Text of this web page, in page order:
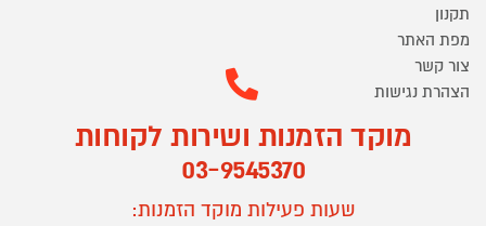
תקנון
מפת האתר
צור קשר
הצהרת נגישות
מוקד הזמנות ושירות לקוחות
03-9545370
שעות פעילות מוקד הזמנות: